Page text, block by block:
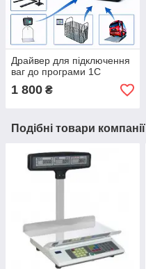
Драйвер для підключення
ваг до програми 1С
1 800 ₴
Подібні товари компанії